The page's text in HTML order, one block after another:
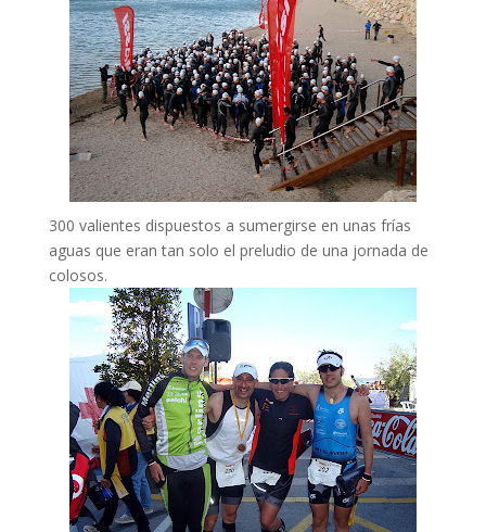
300 valientes dispuestos a sumergirse en unas frías
aguas que eran tan solo el preludio de una jornada de
colosos.